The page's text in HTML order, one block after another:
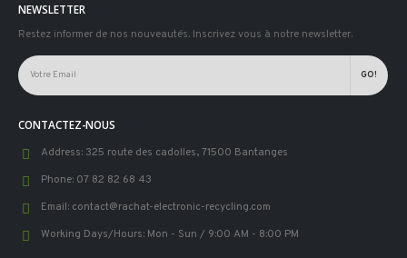
NEWSLETTER
Restez informer de nos nouveautés. Inscrivez vous à notre newsletter.
CONTACTEZ-NOUS
Address: 325 route des cadolles, 71500 Bantanges
Phone: 07 82 82 68 43
Email: contact@rachat-electronic-recycling.com
Working Days/Hours: Mon - Sun / 9:00 AM - 8:00 PM